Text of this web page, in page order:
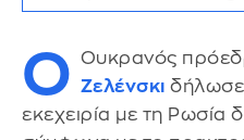
Ο Ουκρανός
Ζελένσκι δήλωσε
εκεχειρία με τη Ρωσία